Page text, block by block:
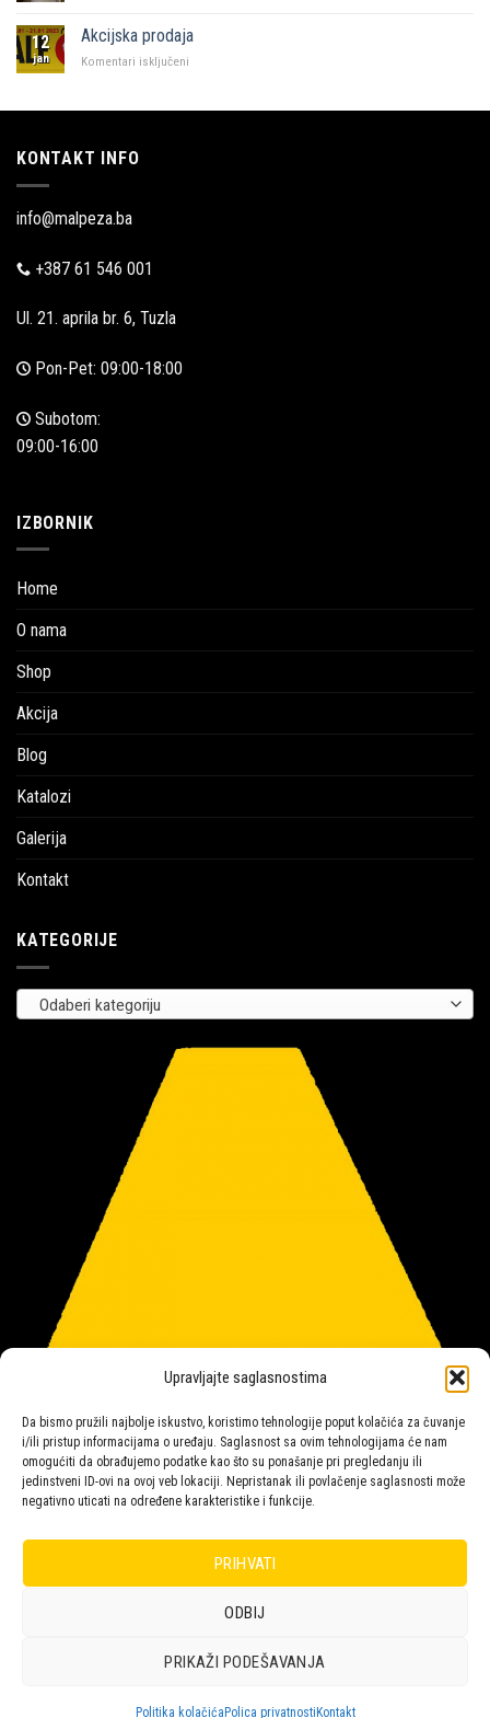
Upravljajte saglasnostima
Da bismo pružili najbolje iskustvo, koristimo tehnologije poput kolačića za čuvanje
i/ili pristup informacijama o uređaju. Saglasnost sa ovim tehnologijama će nam
omogućiti da obrađujemo podatke kao što su ponašanje pri pregledanju ili
jedinstveni ID-ovi na ovoj veb lokaciji. Nepristanak ili povlačenje saglasnosti može
negativno uticati na određene karakteristike i funkcije.
PRIHVATI
ODBIJ
PRIKAŽI PODEŠAVANJA
Politika kolačića Polica privatnosti Kontakt
Zadru
12
jan
Akcijska prodaja
Komentari isključeni
KONTAKT INFO
info@malpeza.ba
+387 61 546 001
Ul. 21. aprila br. 6, Tuzla
Pon-Pet: 09:00-18:00
Subotom:
09:00-16:00
IZBORNIK
Home
O nama
Shop
Akcija
Blog
Katalozi
Galerija
Kontakt
KATEGORIJE
Odaberi kategoriju